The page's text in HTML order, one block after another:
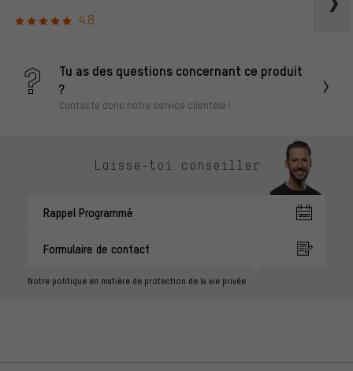
4.8
Tu as des questions concernant ce produit
?
Contacte donc notre service clientèle !
Laisse-toi conseiller
Rappel Programmé
Formulaire de contact
Notre politique en matière de protection de la vie privée